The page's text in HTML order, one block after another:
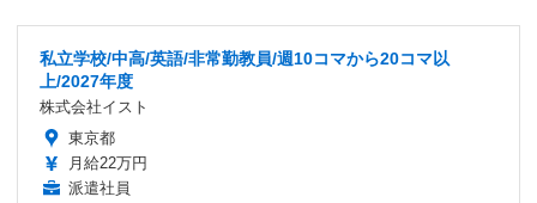
私立学校/中高/英語/非常勤教員/週10コマから20コマ以
上/2027年度
株式会社イスト
東京都
月給22万円
派遣社員